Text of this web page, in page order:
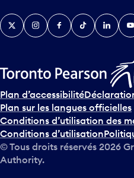
v
e
n
s
u
r
l
e
c
a
TwitterInstagramFacebook
TikTokLinkedIn
Plan d’accessibilité
Plan sur les langues officielles
Conditions d’utilisation des
Conditions d’utilisation
© Tous droits réservés 2026
Authority.